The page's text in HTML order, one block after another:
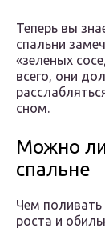
Теперь вы
спальни
«зеленых
всего, они
сном.
Можно
спальне
Чем
роста и